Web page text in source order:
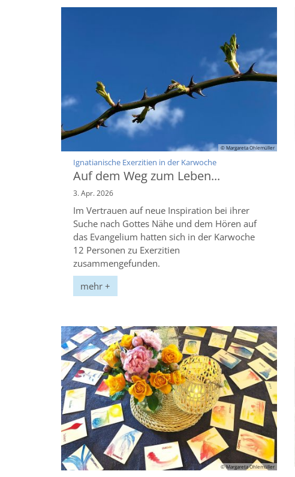
© Margareta Ohlemüller
Ignatianische Exerzitien in der Karwoche:
Auf dem Weg zum Leben...
3. Apr. 2026
Im Vertrauen auf neue Inspiration bei ihrer
Suche nach Gottes Nähe und dem Hören auf
das Evangelium hatten sich in der Karwoche
12 Personen zu Exerzitien
zusammengefunden.
mehr +
© Margareta Ohlemüller